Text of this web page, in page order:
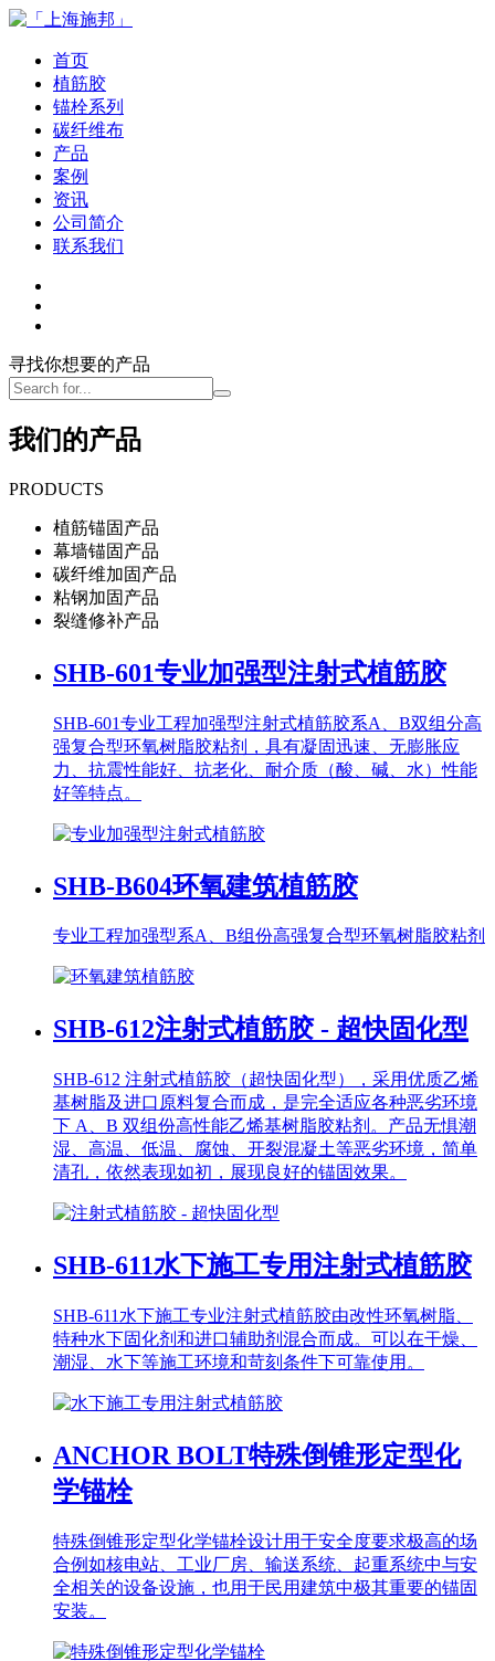
首页
植筋胶
锚栓系列
碳纤维布
产品
案例
资讯
公司简介
联系我们
寻找你想要的产品
我们的产品
PRODUCTS
植筋锚固产品
幕墙锚固产品
碳纤维加固产品
粘钢加固产品
裂缝修补产品
SHB-601专业加强型注射式植筋胶
SHB-601专业工程加强型注射式植筋胶系A、B双组分高
强复合型环氧树脂胶粘剂，具有凝固迅速、无膨胀应
力、抗震性能好、抗老化、耐介质（酸、碱、水）性能
好等特点。
SHB-B604环氧建筑植筋胶
专业工程加强型系A、B组份高强复合型环氧树脂胶粘剂
SHB-612注射式植筋胶 - 超快固化型
SHB-612 注射式植筋胶（超快固化型），采用优质乙烯
基树脂及进口原料复合而成，是完全适应各种恶劣环境
下 A、B 双组份高性能乙烯基树脂胶粘剂。产品无惧潮
湿、高温、低温、腐蚀、开裂混凝土等恶劣环境，简单
清孔，依然表现如初，展现良好的锚固效果。
SHB-611水下施工专用注射式植筋胶
SHB-611水下施工专业注射式植筋胶由改性环氧树脂、
特种水下固化剂和进口辅助剂混合而成。可以在干燥、
潮湿、水下等施工环境和苛刻条件下可靠使用。
ANCHOR BOLT特殊倒锥形定型化
学锚栓
特殊倒锥形定型化学锚栓设计用于安全度要求极高的场
合例如核电站、工业厂房、输送系统、起重系统中与安
全相关的设备设施，也用于民用建筑中极其重要的锚固
安装。